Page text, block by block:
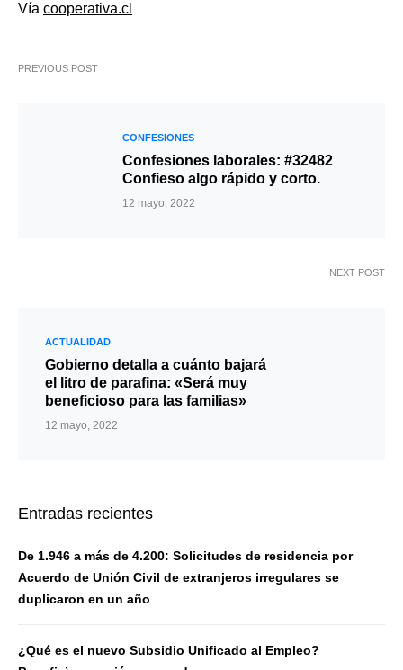
Vía cooperativa.cl
PREVIOUS POST
CONFESIONES
Confesiones laborales: #32482
Confieso algo rápido y corto.
12 mayo, 2022
NEXT POST
ACTUALIDAD
Gobierno detalla a cuánto bajará
el litro de parafina: «Será muy
beneficioso para las familias»
12 mayo, 2022
Entradas recientes
De 1.946 a más de 4.200: Solicitudes de residencia por
Acuerdo de Unión Civil de extranjeros irregulares se
duplicaron en un año
¿Qué es el nuevo Subsidio Unificado al Empleo?